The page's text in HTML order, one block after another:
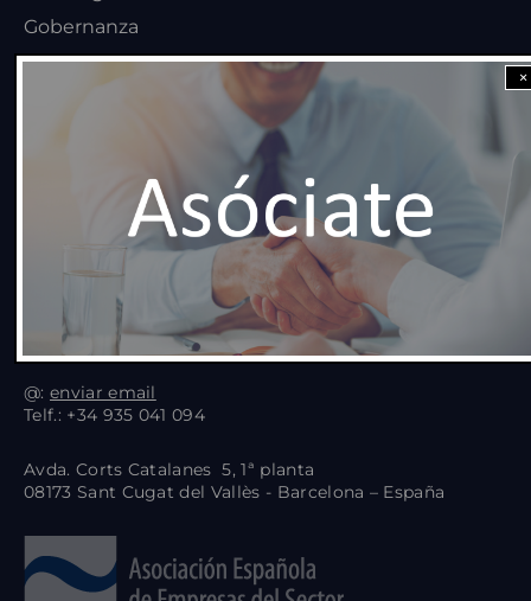
×
Gobernanza
Contacto
@: enviar email
Telf.: +34 935 041 094
Avda. Corts Catalanes 5, 1ª planta
08173 Sant Cugat del Vallès - Barcelona – España